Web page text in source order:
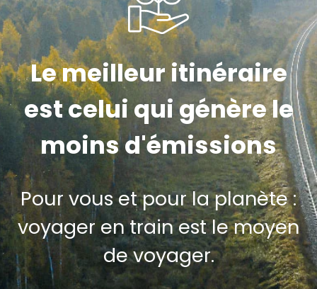
Le meilleur itinéraire
est celui qui génère le
moins d'émissions
Pour vous et pour la planète :
voyager en train est le moyen
de voyager.